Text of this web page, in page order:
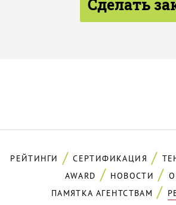
Сделать
РЕЙТИНГИ СЕРТИФИКАЦИЯ
AWARD
НОВОСТИ
ПАМЯТКА АГЕНТСТВАМ